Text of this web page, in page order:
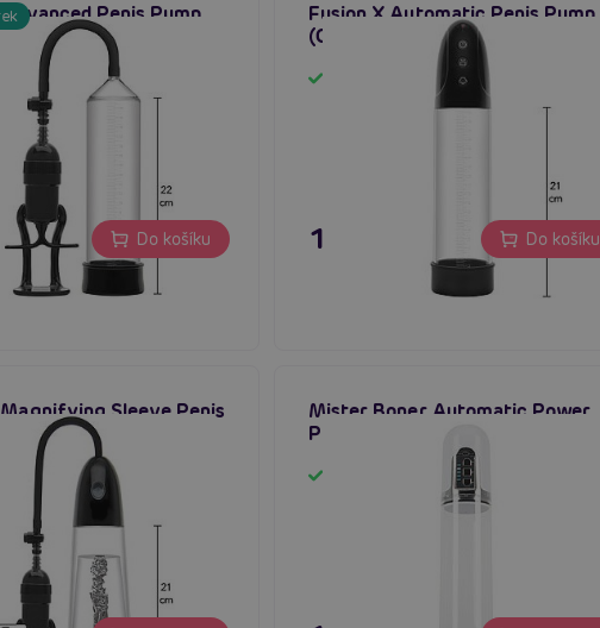
Penis Pump
vakuová pumpa
Do košíku
Fusion X Automatic Penis Pump
(Clear), pánská vakuová pumpa
1 395 Kč Do košíku
Sleeve Penis
pánská vakuová
Mister Boner Automatic Power
Pump, elektrická pumpa na penis